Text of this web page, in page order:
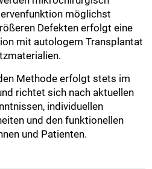
möglichst
Defekten erfolgt eine
mit autologem Transplantat
Methode erfolgt stets im
richtet sich nach aktuellen
individuellen
und den funktionellen
und Patienten.